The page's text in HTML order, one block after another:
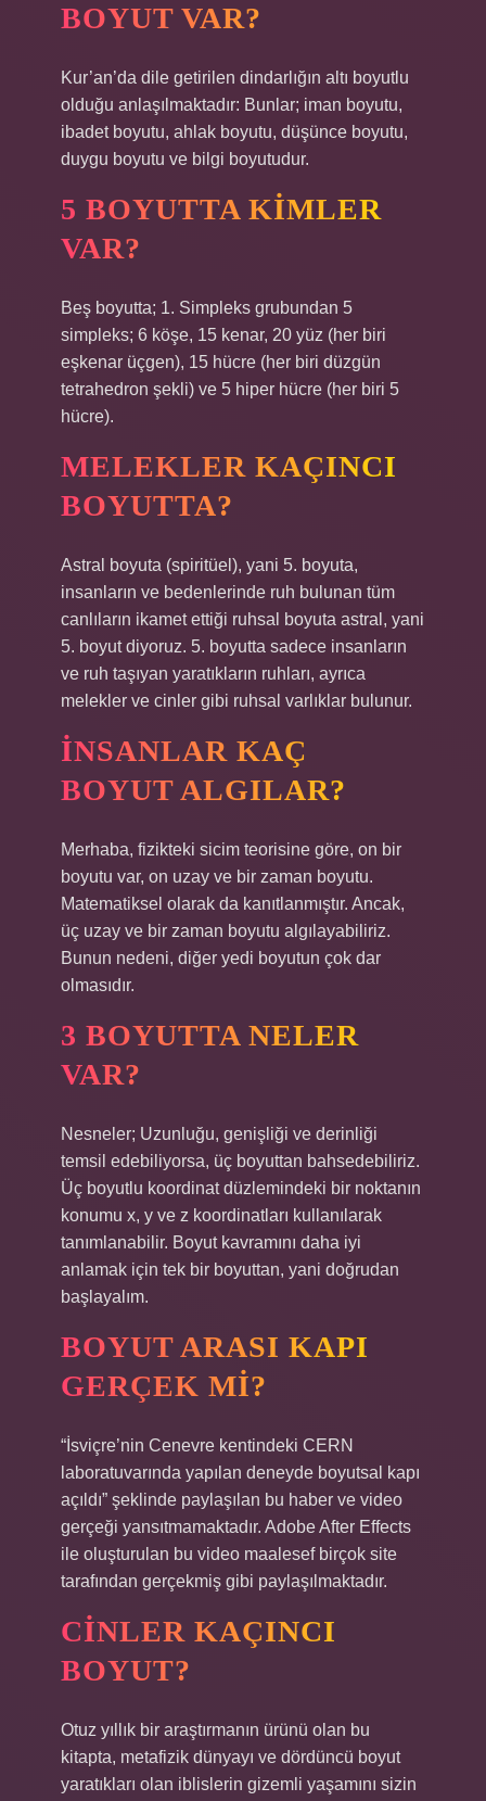
BOYUT VAR?
Kur’an’da dile getirilen dindarlığın altı boyutlu
olduğu anlaşılmaktadır: Bunlar; iman boyutu,
ibadet boyutu, ahlak boyutu, düşünce boyutu,
duygu boyutu ve bilgi boyutudur.
5 BOYUTTA KIMLER
VAR?
Beş boyutta; 1. Simpleks grubundan 5
simpleks; 6 köşe, 15 kenar, 20 yüz (her biri
eşkenar üçgen), 15 hücre (her biri düzgün
tetrahedron şekli) ve 5 hiper hücre (her biri 5
hücre).
MELEKLER KAÇINCI
BOYUTTA?
Astral boyuta (spiritüel), yani 5. boyuta,
insanların ve bedenlerinde ruh bulunan tüm
canlıların ikamet ettiği ruhsal boyuta astral, yani
5. boyut diyoruz. 5. boyutta sadece insanların
ve ruh taşıyan yaratıkların ruhları, ayrıca
melekler ve cinler gibi ruhsal varlıklar bulunur.
İNSANLAR KAÇ
BOYUT ALGILAR?
Merhaba, fizikteki sicim teorisine göre, on bir
boyutu var, on uzay ve bir zaman boyutu.
Matematiksel olarak da kanıtlanmıştır. Ancak,
üç uzay ve bir zaman boyutu algılayabiliriz.
Bunun nedeni, diğer yedi boyutun çok dar
olmasıdır.
3 BOYUTTA NELER
VAR?
Nesneler; Uzunluğu, genişliği ve derinliği
temsil edebiliyorsa, üç boyuttan bahsedebiliriz.
Üç boyutlu koordinat düzlemindeki bir noktanın
konumu x, y ve z koordinatları kullanılarak
tanımlanabilir. Boyut kavramını daha iyi
anlamak için tek bir boyuttan, yani doğrudan
başlayalım.
BOYUT ARASI KAPI
GERÇEK MI?
“İsviçre’nin Cenevre kentindeki CERN
laboratuvarında yapılan deneyde boyutsal kapı
açıldı” şeklinde paylaşılan bu haber ve video
gerçeği yansıtmamaktadır. Adobe After Effects
ile oluşturulan bu video maalesef birçok site
tarafından gerçekmiş gibi paylaşılmaktadır.
CINLER KAÇINCI
BOYUT?
Otuz yıllık bir araştırmanın ürünü olan bu
kitapta, metafizik dünyayı ve dördüncü boyut
yaratıkları olan iblislerin gizemli yaşamını sizin